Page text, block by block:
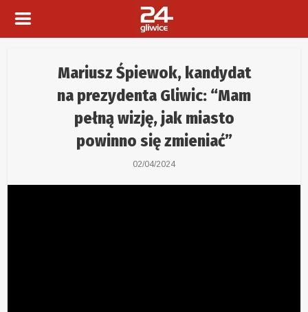
Mariusz Śpiewok, kandydat
na prezydenta Gliwic: “Mam
pełną wizję, jak miasto
powinno się zmieniać”
02/04/2024